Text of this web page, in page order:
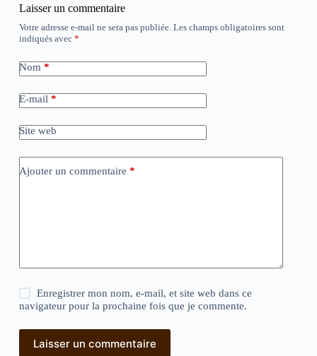
Laisser un commentaire
Votre adresse e-mail ne sera pas publiée. Les champs obligatoires sont
indiqués avec *
Nom *
E-mail *
Site web
Ajouter un commentaire *
Enregistrer mon nom, e-mail, et site web dans ce
navigateur pour la prochaine fois que je commente.
Laisser un commentaire